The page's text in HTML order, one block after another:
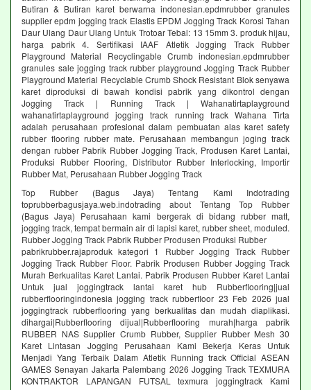
Butiran & Butiran karet berwarna indonesian.epdmrubber granules
supplier epdm jogging track Elastis EPDM Jogging Track Korosi Tahan
Daur Ulang Daur Ulang Untuk Trotoar Tebal: 13 15mm 3. produk hijau,
harga pabrik 4. Sertifikasi IAAF Atletik Jogging Track Rubber
Playground Material Recyclingable Crumb indonesian.epdmrubber
granules sale jogging track rubber playground Jogging Track Rubber
Playground Material Recyclable Crumb Shock Resistant Blok senyawa
karet diproduksi di bawah kondisi pabrik yang dikontrol dengan
Jogging Track | Running Track | Wahanatirtaplayground
wahanatirtaplayground jogging track running track Wahana Tirta
adalah perusahaan profesional dalam pembuatan alas karet safety
rubber flooring rubber mate. Perusahaan membangun joging track
dengan rubber Pabrik Rubber Jogging Track, Produsen Karet Lantai,
Produksi Rubber Flooring, Distributor Rubber Interlocking, Importir
Rubber Mat, Perusahaan Rubber Jogging Track
Top Rubber (Bagus Jaya) Tentang Kami Indotrading
toprubberbagusjaya.web.indotrading about Tentang Top Rubber
(Bagus Jaya) Perusahaan kami bergerak di bidang rubber matt,
jogging track, tempat bermain air di lapisi karet, rubber sheet, moduled.
Rubber Jogging Track Pabrik Rubber Produsen Produksi Rubber
pabrikrubber.rajaproduk kategori 1 Rubber Jogging Track Rubber
Jogging Track Rubber Floor. Pabrik Produsen Rubber Jogging Track
Murah Berkualitas Karet Lantai. Pabrik Produsen Rubber Karet Lantai
Untuk jual joggingtrack lantai karet hub Rubberflooring|jual
rubberflooringindonesia jogging track rubberfloor 23 Feb 2026 jual
joggingtrack rubberflooring yang berkualitas dan mudah diaplikasi.
dihargai|Rubberflooring dijual|Rubberflooring murah|harga pabrik
RUBBER NAS Supplier Crumb Rubber, Supplier Rubber Mesh 30
Karet Lintasan Jogging Perusahaan Kami Bekerja Keras Untuk
Menjadi Yang Terbaik Dalam Atletik Running track Official ASEAN
GAMES Senayan Jakarta Palembang 2026 Jogging Track TEXMURA
KONTRAKTOR LAPANGAN FUTSAL texmura joggingtrack Kami